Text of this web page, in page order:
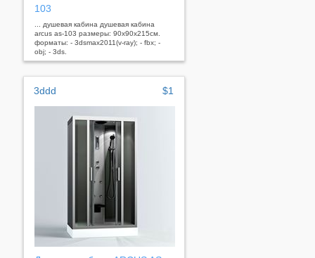
103
... душевая кабина душевая кабина
arcus as-103 размеры: 90x90x215см.
форматы: - 3dsmax2011(v-ray); - fbx; -
obj; - 3ds.
3ddd $1